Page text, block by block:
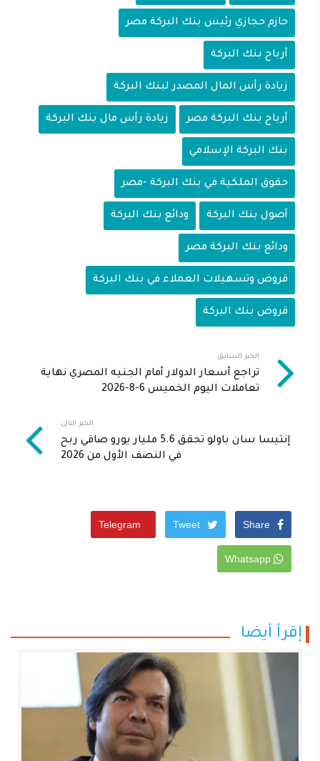
حازم حجازي رئيس بنك البركة مصر
أرباح بنك البركة
زيادة رأس المال المصدر لبنك البركة
أرباح بنك البركة مصر زيادة رأس مال بنك البركة
بنك البركة الإسلامي
حقوق الملكية في بنك البركة -مصر
أصول بنك البركة ودائع بنك البركة
ودائع بنك البركة مصر
قروض وتسهيلات العملاء في بنك البركة
قروض بنك البركة
الخبر السابق
تراجع أسعار الدولار أمام الجنيه المصري نهاية
تعاملات اليوم الخميس 6-8-2026
الخبر التالى
إنتيسا سان باولو تحقق 5.6 مليار يورو صافي ربح
في النصف الأول من 2026
إقرأ أيضا